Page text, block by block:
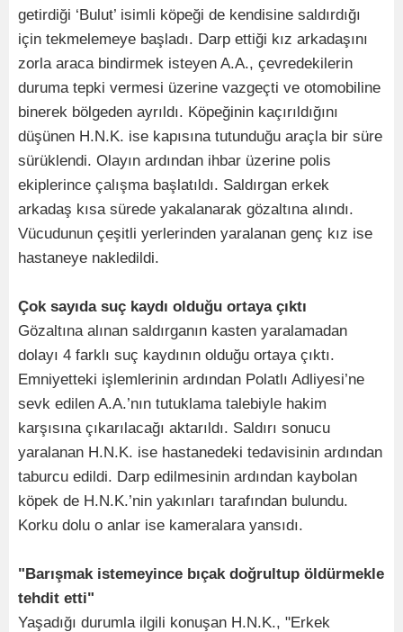
getirdiği ‘Bulut’ isimli köpeği de kendisine saldırdığı
için tekmelemeye başladı. Darp ettiği kız arkadaşını
zorla araca bindirmek isteyen A.A., çevredekilerin
duruma tepki vermesi üzerine vazgeçti ve otomobiline
binerek bölgeden ayrıldı. Köpeğinin kaçırıldığını
düşünen H.N.K. ise kapısına tutunduğu araçla bir süre
sürüklendi. Olayın ardından ihbar üzerine polis
ekiplerince çalışma başlatıldı. Saldırgan erkek
arkadaş kısa sürede yakalanarak gözaltına alındı.
Vücudunun çeşitli yerlerinden yaralanan genç kız ise
hastaneye nakledildi.
Çok sayıda suç kaydı olduğu ortaya çıktı
Gözaltına alınan saldırganın kasten yaralamadan
dolayı 4 farklı suç kaydının olduğu ortaya çıktı.
Emniyetteki işlemlerinin ardından Polatlı Adliyesi’ne
sevk edilen A.A.’nın tutuklama talebiyle hakim
karşısına çıkarılacağı aktarıldı. Saldırı sonucu
yaralanan H.N.K. ise hastanedeki tedavisinin ardından
taburcu edildi. Darp edilmesinin ardından kaybolan
köpek de H.N.K.’nin yakınları tarafından bulundu.
Korku dolu o anlar ise kameralara yansıdı.
"Barışmak istemeyince bıçak doğrultup öldürmekle
tehdit etti"
Yaşadığı durumla ilgili konuşan H.N.K., "Erkek